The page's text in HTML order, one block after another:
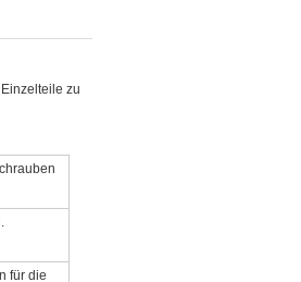
zu
für die